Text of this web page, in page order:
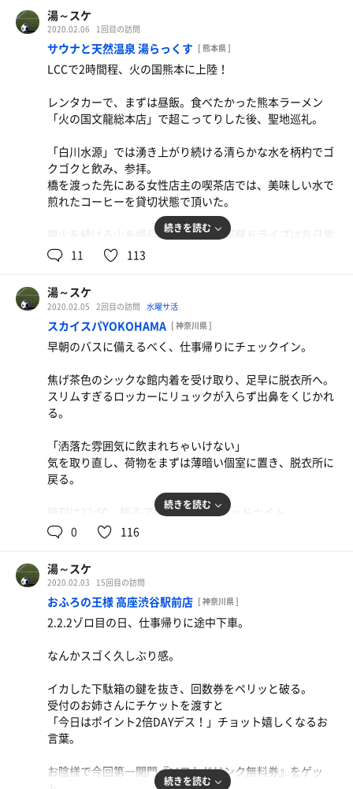
湯上り、3Fの食事処。
生ビール大×2。ツマミは塩キャベツ。
角ハイボールを追加でラスト。
20時退館、駅までの距離は酔い覚ましには丁度良い。
おでんにはカラシをたっぷりと付け、ししゃもにはマヨネ
ーズを。
生ビール中×3、ハイボール、〆のレモンサワーでハッピ
ータイムアップ。
水風呂は一転、優しすぎるタイプ。。
休憩は水風呂横、スライドドアを左に。
ちょっとした露天の長椅子で。
湯上り、駅前の大衆居酒屋へ。
湘南を謳うにはやや厳しい小田原で、
「サザン」の懐かしい曲がかかる。
ハイボールをリピートしつつ、
ツマミは丸ごとパリパリ食える魚、アジ。
小海老の唐揚げと脂の乗ったカンパチで♪
脱衣所では感じました。
「おぅ！どうも」とか、
「おっ、もう入ったんかい？」
「ザブンとね♪」
つい先程清めたカラダを再度清め、まずは露天へ。
温めの広い岩風呂に軽く浸かった後は、
「美翔の湯」の石段を5段登る。
この美翔の湯は『平塚・太古の湯』の水風呂を連想させる
形状と薄茶色の湯。
ただこちらはアツアツの45℃。
看板に書かれた歴史や効能とかを眺めつつ下準備し、い
ざ！
サ室に入ると、そこは2段目。
中央正面にTV、左側にストーンストーブ、右側は遠赤外
線。
タワーサウナ室内の形状とサイズは、
「満天の湯」とほぼ同じで、1段だけ少ない5段のタワー。
やや明るい室内、地元の方達と共に静かに蒸されるのもい
い。
水風呂も広く、デジタル時計は15.4℃。
気持ちイイ冷たさ♪
そして外気浴。
腰掛け湯の手前にポツンと１つある白いプラ製ととのい椅
ココが神ポジションでした！
雲ひとつない青空の下、カラダ全体で暖かい陽射しを受け
られる絶妙なスポット♪
（この場所で3回休憩&日光浴）
少し離れた場所にあるととのい椅子は常に日陰のまま。
時間帯がちょうど良かったのもラッキーでした。
最後は「熊本初」との肩書が書かれた
「高張性炭酸泉』に浸かりながらTVをしばし眺めて〆。
湯上り、生ビール大♪ ツマミ枝豆。
馬刺しを食いそびれた事だけが悔やまれる。
湯～スケ
2020.02.06 1回目の訪問
サウナと天然温泉 湯らっくす [ 熊本県 ]
LCCで2時間程、火の国熊本に上陸！
レンタカーで、まずは昼飯。食べたかった熊本ラーメン
「火の国文龍総本店」で超こってりした後、聖地巡礼。
「白川水源」では湧き上がり続ける清らかな水を柄杓でゴ
クゴクと飲み、参拝。
橋を渡った先にある女性店主の喫茶店では、美味しい水で
煎れたコーヒーを貸切状態で頂いた。
噴火を続ける山を横目に、大自然の阿蘇ドライブは非日常
を味わえる。
そして日没前、宿泊コースでチェックイン。
誤算だったのが、チェックイン後は外出出来ないって事。
予定があれば先に済ましておくのが吉。
ただ館内は何不自由なく、一日中いれるであろうリラック
ス空間でした。
西の聖地たるサウナ、風呂をじっくり一通り堪能し納
得。。
照明具合しかり、ステキな音楽、内湯と露天は完全に仕切
うすればより気持ちいい空間になる」と考え抜かれた意図
を随所に感じました。
水風呂も溺れる程の深さでキンキン！
アレを押した事がある人間になれました♪
熱波師のジワンさん、彼のアウフグースは最高だった♪
デカいラドルでまず3杯、ゆっくりと石にかけ、タオルを
下から上へとブン回す！
あっという間に体感ヒートアップ…汗だくだく。
目の前の特等席で石の焼ける音を聴き、
彼の所作を観察。
一瞬目が合うと、殺気がスゴイ。。
マジでヤられちゃうんじゃないかと思いつつ、浴びる熱波
はタマラナイ。
2セット目が終わる時には、パンパンのサ室からバタバタ
と逃げ出す漢達が多数
いました。
続きを読む
11 113
湯～スケ
2020.02.05 2回目の訪問 水曜サ活
スカイスパYOKOHAMA [ 神奈川県 ]
早朝のバスに備えるべく、仕事帰りにチェックイン。
焦げ茶色のシックな館内着を受け取り、足早に脱衣所へ。
スリムすぎるロッカーにリュックが入らず出鼻をくじかれ
る。
「洒落た雰囲気に飲まれちゃいけない」
気を取り直し、荷物をまずは薄暗い個室に置き、脱衣所に
戻る。
時刻は22:50。残るアウフグースはミッドナイト。
の湯船「高濃度炭酸泉」の浴槽の縁に頭を乗せ、ブクブク
とお湯が湧き上がるポジションで寝湯スタイルの下準備。
3セット目にミッドナイトに合わせるよう調整。
時間も遅い為、浴場のザワつきもない。
子で。
サッとかけ湯して腰掛け、暫くすると隣に同志が来た。
彼も同じように足を伸ばし、ディープリラックスの体勢。
素っ裸のオジサン2人がロマンチックなハマの夜景を無言
ある。
続きを読む
0 116
湯～スケ
2020.02.03 15回目の訪問
おふろの王様 高座渋谷駅前店 [ 神奈川県 ]
2.2.2ゾロ目の日、仕事帰りに途中下車。
なんかスゴく久しぶり感。
イカした下駄箱の鍵を抜き、回数券をペリッと破る。
受付のお姉さんにチケットを渡すと
「今日はポイント2倍DAYデス！」チョット嬉しくなるお
言葉。
お陰様で今回第一関門『ソフトドリンク無料券』をゲッ
続きを読む